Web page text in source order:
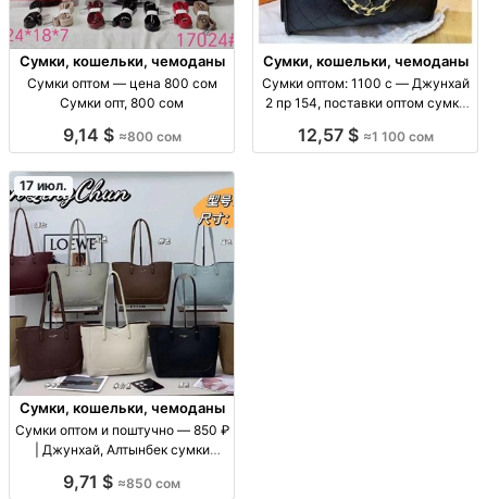
Сумки, кошельки, чемоданы
Сумки оптом — цена 800 сом
Сумки опт, 800 сом
9,14 $ ≈800 сом
Сумки, кошельки, чемоданы
Сумки оптом: 1100 с — Джунхай
2 пр 154, поставки оптом сумки
154»), цена 1100 с, поставки для
12,57 $ ≈1 100 сом
17 июл.
Сумки, кошельки, чемоданы
Сумки оптом и поштучно — 850 ₽
| Джунхай, Алтынбек сумки
по модели, повседневные, для
9,71 $ ≈850 сом